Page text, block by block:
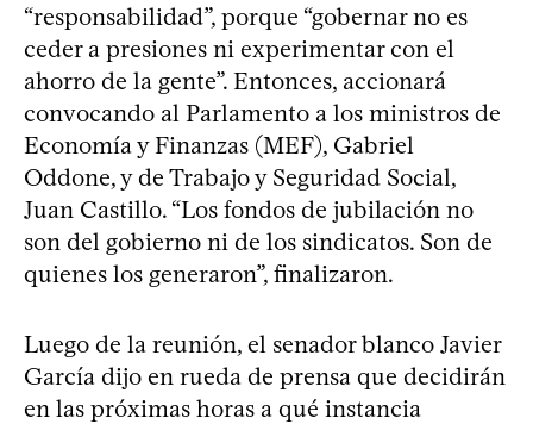
“responsabilidad”, porque “gobernar no es
ceder a presiones ni experimentar con el
ahorro de la gente”. Entonces, accionará
convocando al Parlamento a los ministros de
Economía y Finanzas (MEF), Gabriel
Oddone, y de Trabajo y Seguridad Social,
Juan Castillo. “Los fondos de jubilación no
son del gobierno ni de los sindicatos. Son de
quienes los generaron”, finalizaron.
Luego de la reunión, el senador blanco Javier
García dijo en rueda de prensa que decidirán
en las próximas horas a qué instancia